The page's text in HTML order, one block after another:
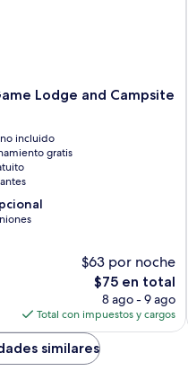
Lodge and Campsite
incluido
gratis
$63 por noche
El
precio
actual
es
de
$75
$75 en total
8 ago - 9 ago
Total con impuestos y cargos
similares